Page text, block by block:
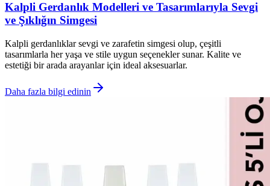
Kalpli Gerdanlık Modelleri ve Tasarımlarıyla Sevgi
ve Şıklığın Simgesi
Kalpli gerdanlıklar sevgi ve zarafetin simgesi olup, çeşitli
tasarımlarla her yaşa ve stile uygun seçenekler sunar. Kalite ve
estetiği bir arada arayanlar için ideal aksesuarlar.
Daha fazla bilgi edinin